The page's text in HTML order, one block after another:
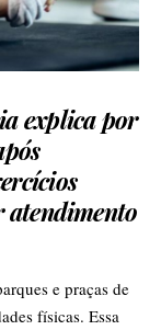
explica por
atendimento
e praças de
físicas. Essa